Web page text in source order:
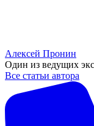
Алексей Пронин
Один из ведущих
Все статьи автора